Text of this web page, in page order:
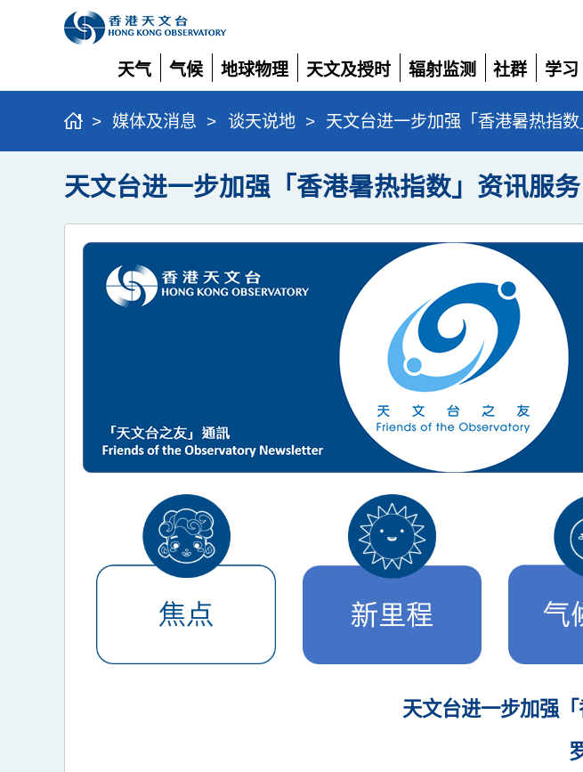
天气
展
开
气候
展
开
地球物理
展
开
天文及授时
展
开
辐射监测
展
开
社群
展
开
学习
展
开
> 媒体及消息 > 谈天说地 > 天文台进一步加强「香港暑热指
天文台进一步加强「香港暑热指数」资讯服务
天文台进一步加强